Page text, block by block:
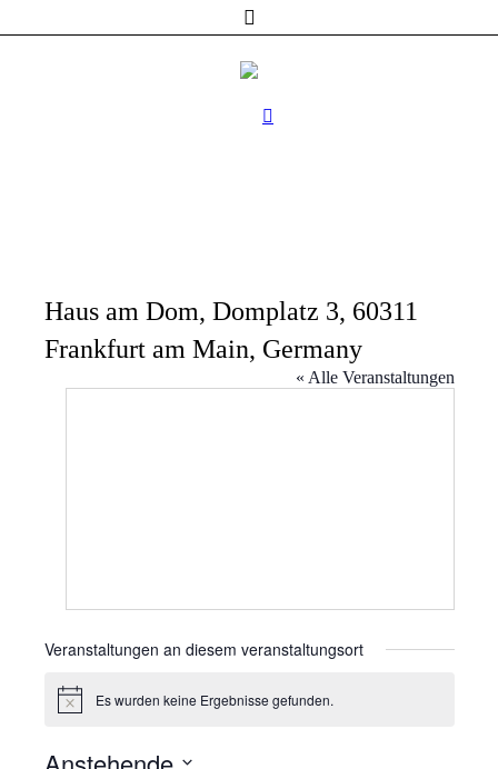
Haus am Dom, Domplatz 3, 60311
Frankfurt am Main, Germany
« Alle Veranstaltungen
Veranstaltungen an diesem veranstaltungsort
HinweisEs wurden keine Ergebnisse gefunden.